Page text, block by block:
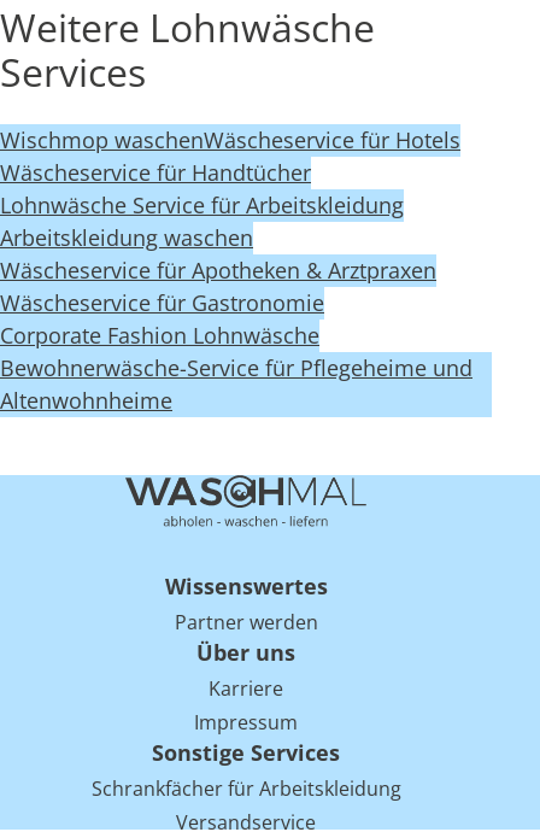
Weitere Lohnwäsche
Services
Wischmop waschenWäscheservice für Hotels
Wäscheservice für Handtücher
Lohnwäsche Service für Arbeitskleidung
Arbeitskleidung waschen
Wäscheservice für Apotheken & Arztpraxen
Wäscheservice für Gastronomie
Corporate Fashion Lohnwäsche
Bewohnerwäsche-Service für Pflegeheime und
Altenwohnheime
Wissenswertes
Partner werden
Über uns
Karriere
Impressum
Sonstige Services
Schrankfächer für Arbeitskleidung
Versandservice